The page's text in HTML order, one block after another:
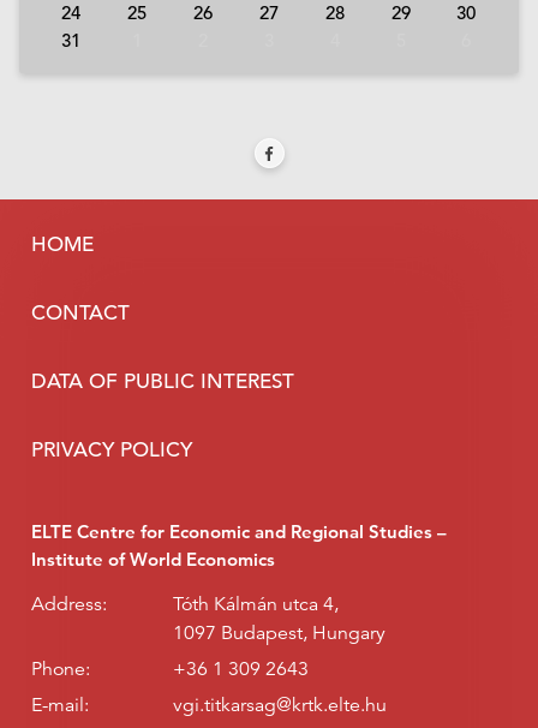
24
25 26 27 28 29
30
31
HOME
CONTACT
DATA OF PUBLIC INTEREST
PRIVACY POLICY
ELTE Centre for Economic and Regional Studies –
Institute of World Economics
Address:
Tóth Kálmán utca 4,
1097 Budapest, Hungary
Phone:
+36 1 309 2643
E-mail:
vgi.titkarsag@krtk.elte.hu